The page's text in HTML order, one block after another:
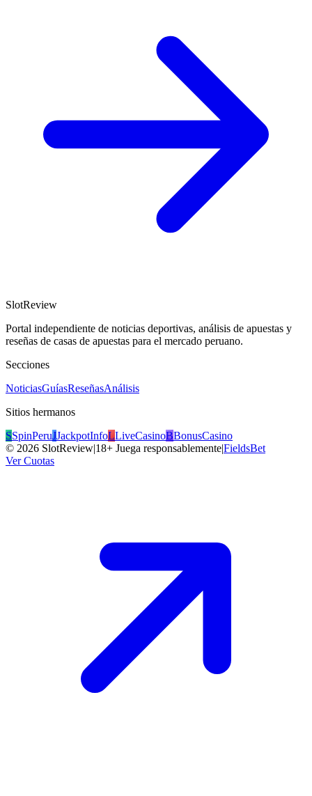
SlotReview
Portal independiente de noticias deportivas, análisis de apuestas y
reseñas de casas de apuestas para el mercado peruano.
Secciones
NoticiasGuíasReseñasAnálisis
Sitios hermanos
SSpinPeruJJackpotInfoLLiveCasinoBBonusCasino
© 2026 SlotReview|18+ Juega responsablemente|FieldsBet
Ver Cuotas